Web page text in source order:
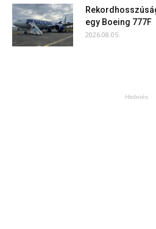
egy Boeing 777F
2026.08.05.
Hirdetés